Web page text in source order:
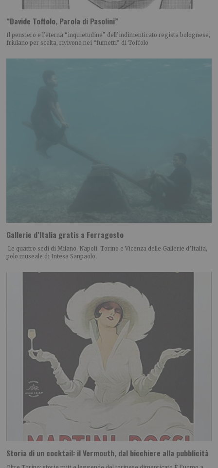
“Davide Toffolo, Parola di Pasolini”
Il pensiero e l’eterna “inquietudine” dell’indimenticato regista bolognese,
friulano per scelta, rivivono nei “fumetti” di Toffolo
Gallerie d’Italia gratis a Ferragosto
Le quattro sedi di Milano, Napoli, Torino e Vicenza delle Gallerie d’Italia,
polo museale di Intesa Sanpaolo,
Storia di un cocktail: il Vermouth, dal bicchiere alla pubblicità